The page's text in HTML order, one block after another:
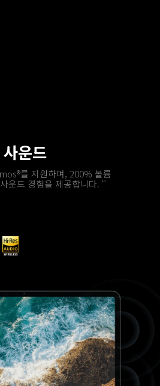
운드
를 지원하며, 200% 볼륨
운드 경험을 제공합니다. 10